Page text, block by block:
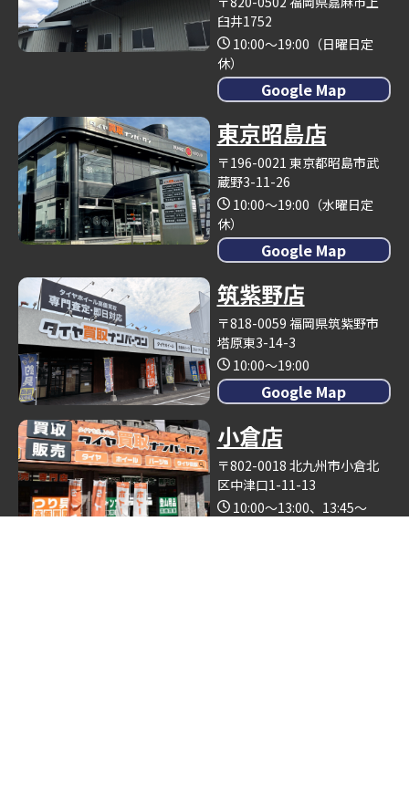
臼井1752
10:00～19:00（日曜日定
休）
Google Map
東京昭島店
〒196-0021 東京都昭島市武
蔵野3-11-26
10:00～19:00（水曜日定
休）
Google Map
筑紫野店
〒818-0059 福岡県筑紫野市
塔原東3-14-3
10:00～19:00
Google Map
小倉店
〒802-0018 北九州市小倉北
区中津口1-11-13
10:00～13:00、13:45～